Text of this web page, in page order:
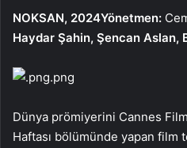
NOKSAN, 2024Yönetmen:
Haydar Şahin, Şencan Aslan,
.png
Dünya prömiyerini Cannes
Haftası bölümünde yapan